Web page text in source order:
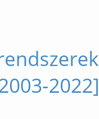
2022]